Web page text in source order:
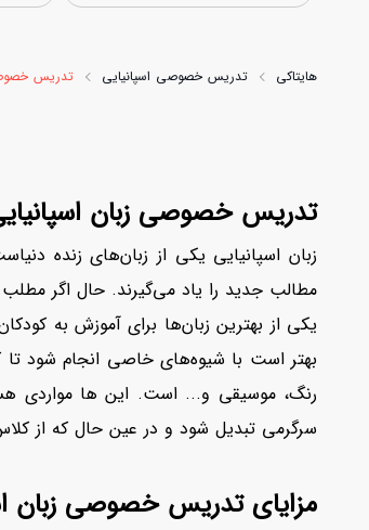
هایتاکی تدریس خصوصی اسپانیایی تدریس
تدریس خصوصی زبان
زبان اسپانیایی یکی از زبان‌های زنده
مطالب جدید را یاد می‌گیرند. حال اگر
یکی از بهترین زبان‌ها برای آموزش به
بهتر است با شیوه‌های خاصی انجام شود تا
رنگ، موسیقی و... است. این ها مواردی
سرگرمی تبدیل شود و در عین حال که از
مزایای تدریس خصوصی زبان